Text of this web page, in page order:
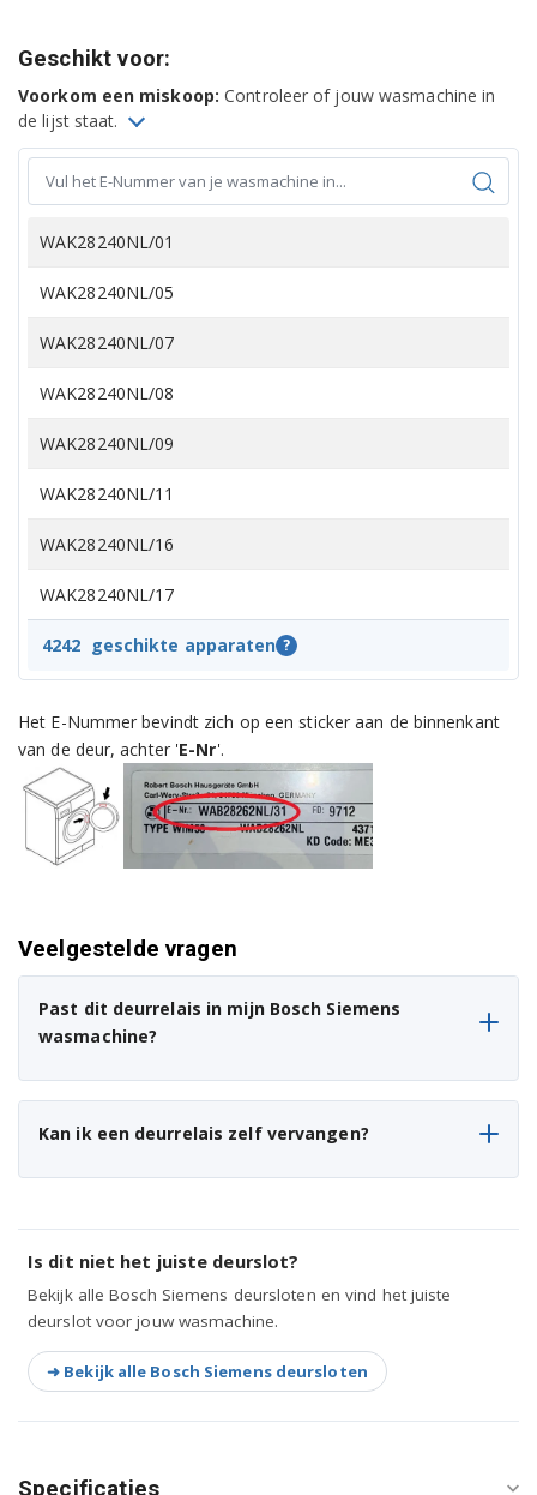
Geschikt voor:
Voorkom een miskoop: Controleer of jouw wasmachine in
de lijst staat.
WAK28240NL/01
WAK28240NL/05
WAK28240NL/07
WAK28240NL/08
WAK28240NL/09
WAK28240NL/11
WAK28240NL/16
WAK28240NL/17
WAK28240NL/18
WAK28248/01
WAK28248/21
WAK28248/24
WAK28248/28
WAK28248/29
WAK28248/30
WAK28248/32
WAK28270FG/07
WAK28270FG/09
WAK28270FG/17
4242 geschikte apparaten ?
Het E-Nummer bevindt zich op een sticker aan de binnenkant
van de deur, achter 'E-Nr'.
Veelgestelde vragen
Past dit deurrelais in mijn Bosch Siemens
wasmachine?
Kan ik een deurrelais zelf vervangen?
Is dit niet het juiste deurslot?
Bekijk alle Bosch Siemens deursloten en vind het juiste
deurslot voor jouw wasmachine.
➜ Bekijk alle Bosch Siemens deursloten
Specificaties